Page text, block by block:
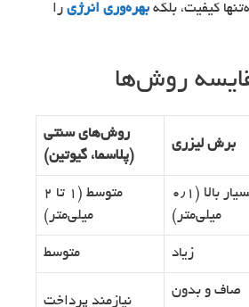
کیفیت، بلکه بهره‌وری انرژی را
روش‌ها
برش لیزری
روش‌های سنتی
(پلاسما، گیوتین)
بسیار بالا (۰٫۱
میلی‌متر)
متوسط (۱ تا ۲
میلی‌متر)
زیاد متوسط
صاف و بدون
نیازمند پرداخت